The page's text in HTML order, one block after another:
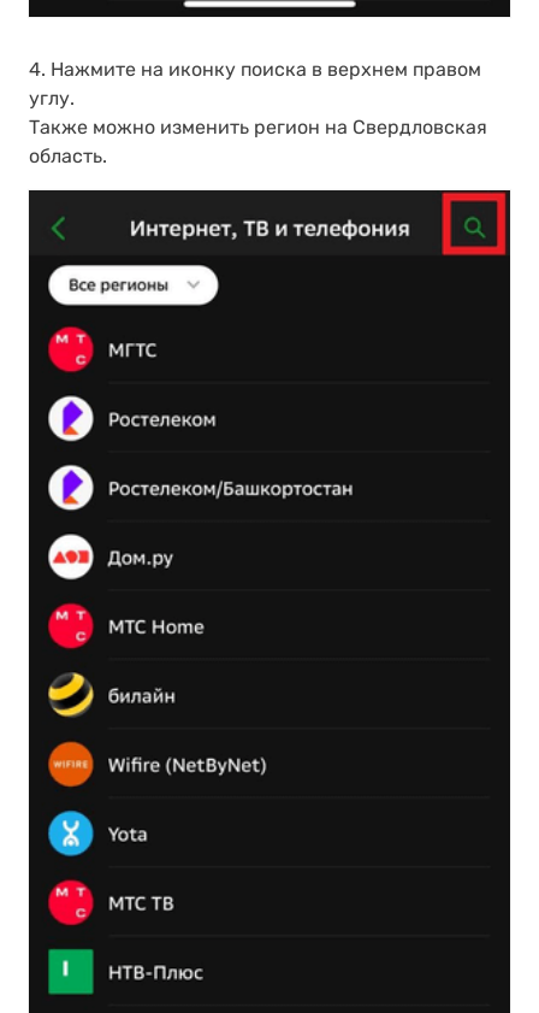
4. Нажмите на иконку поиска в верхнем правом
углу.
Также можно изменить регион на Свердловская
область.